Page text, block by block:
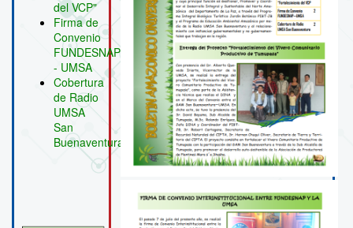
del VCP"
Firma de
Convenio
FUNDESNAP
- UMSA
Cobertura
de Radio
UMSA
San
Buenaventura